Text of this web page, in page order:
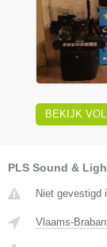
BEKIJK
PLS Sound &
Niet gevestigd
Vlaams-